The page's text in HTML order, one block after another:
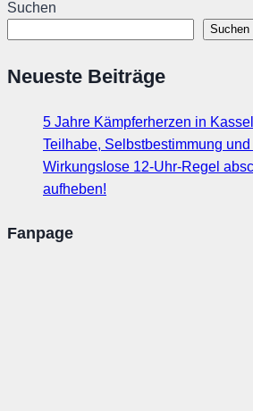
Suchen
Suchen
Neueste Beiträge
5 Jahre Kämpferherzen in
Teilhabe, Selbstbestimmung
Wirkungslose 12-Uhr-Regel
aufheben!
Fanpage